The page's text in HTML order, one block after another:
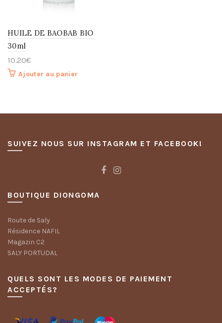
HUILE DE BAOBAB BIO
30ml
10.20€
Ajouter au panier
SUIVEZ NOUS SUR INSTAGRAM ET FACEBOOK!
BOUTIQUE DIONGOMA
Route de Saly
Résidence NAFIL
Magazin C2
SALY PORTUDAL
QUELS SONT LES MODES DE PAIEMENT
ACCEPTÉS?